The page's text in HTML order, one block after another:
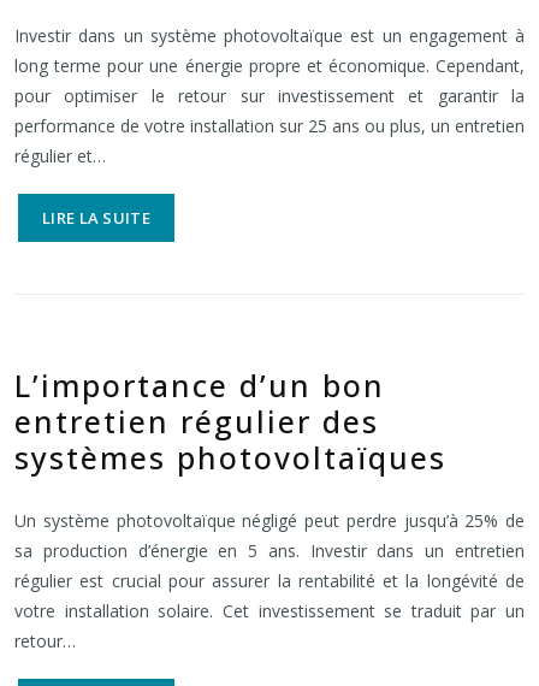
Investir dans un système photovoltaïque est un engagement à
long terme pour une énergie propre et économique. Cependant,
pour optimiser le retour sur investissement et garantir la
performance de votre installation sur 25 ans ou plus, un entretien
régulier et…
LIRE LA SUITE
L’importance d’un bon
entretien régulier des
systèmes photovoltaïques
Un système photovoltaïque négligé peut perdre jusqu’à 25% de
sa production d’énergie en 5 ans. Investir dans un entretien
régulier est crucial pour assurer la rentabilité et la longévité de
votre installation solaire. Cet investissement se traduit par un
retour…